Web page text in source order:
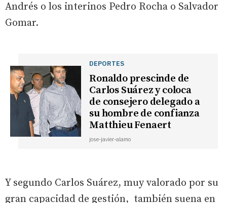
Andrés o los interinos Pedro Rocha o Salvador
Gomar.
DEPORTES
Ronaldo prescinde de
Carlos Suárez y coloca
de consejero delegado a
su hombre de confianza
Matthieu Fenaert
jose-javier-alamo
Y segundo Carlos Suárez, muy valorado por su
gran capacidad de gestión, también suena en